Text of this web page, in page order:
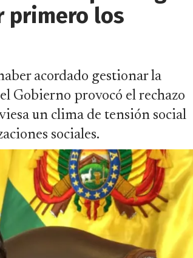
primero los
acordado gestionar la
Gobierno provocó el rechazo
un clima de tensión social
sociales.